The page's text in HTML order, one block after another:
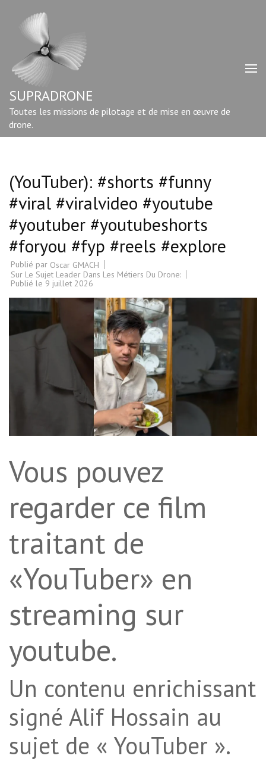
contenu
Entrée)
SUPRADRONE
Toutes les missions de pilotage et de mise en œuvre de
drone.
(YouTuber): #shorts #funny
#viral #viralvideo #youtube
#youtuber #youtubeshorts
#foryou #fyp #reels #explore
Publié par Oscar GMACH
Sur Le Sujet Leader Dans Les Métiers Du Drone:
Publié le 9 juillet 2026
Vous pouvez
regarder ce film
traitant de
«YouTuber» en
streaming sur
youtube.
Un contenu enrichissant
signé Alif Hossain au
sujet de « YouTuber ».